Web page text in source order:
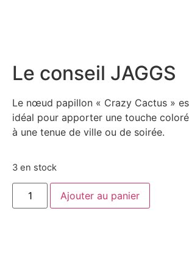
Le conseil JAGGS
Le nœud papillon « Crazy Cactus »
idéal pour apporter une touche
à une tenue de ville ou de soirée.
3 en stock
Ajouter au panier